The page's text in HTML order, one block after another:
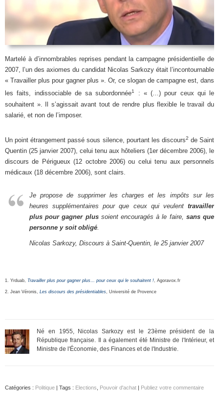
Martelé à d’innombrables reprises pendant la campagne présidentielle de
2007, l’un des axiomes du candidat Nicolas Sarkozy était l’incontournable
« Travailler plus pour gagner plus ». Or, ce slogan de campagne est, dans
les faits, indissociable de sa subordonnée1
: « (…) pour ceux qui le
souhaitent ». Il s’agissait avant tout de rendre plus flexible le travail du
salarié, et non de l’imposer.
Un point étrangement passé sous silence, pourtant les discours2 de Saint
Quentin (25 janvier 2007), celui tenu aux hôteliers (1er décembre 2006), le
discours de Périgueux (12 octobre 2006) ou celui tenu aux personnels
médicaux (18 décembre 2006), sont clairs.
Je propose de supprimer les charges et les impôts sur les
heures supplémentaires pour que ceux qui veulent travailler
plus pour gagner plussoient encouragés à le faire, sans que
personne y soit obligé
Nicolas Sarkozy, Discours à Saint-Quentin, le 25 janvier 2007
1. Yrduab, Travailler plus pour gagner plus… pour ceux qui le souhaitent ! , Agoravox.fr
2. Jean Véronis, Les discours des présidentiables , Université de Provence
Né en 1955, Nicolas Sarkozy est le 23ème président de la
République française. Il a également été Ministre de l'Intérieur, et
Ministre de l'Économie, des Finances et de l'Industrie.
Catégories : Politique | Tags : Elections Pouvoir d'achat | Publiez votre commentaire